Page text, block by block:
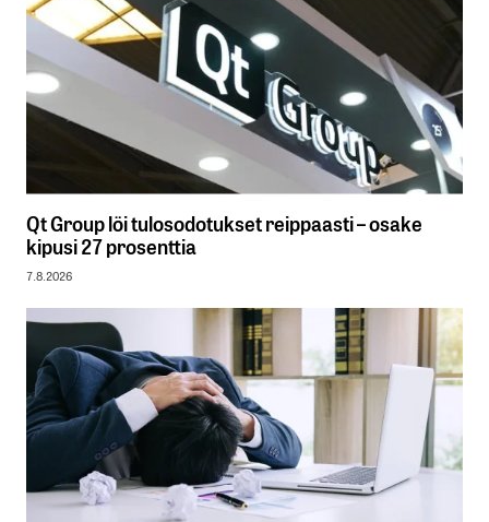
Qt Group löi tulosodotukset reippaasti – osake
kipusi 27 prosenttia
7.8.2026